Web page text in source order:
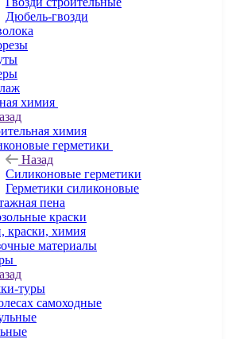
Дюбель-гвозди
химия
химия
герметики
Назад
Силиконовые герметики
Герметики силиконовые
пена
краски
краски, химия
материалы
туры
самоходные